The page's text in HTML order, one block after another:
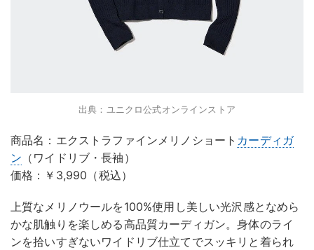
出典：ユニクロ公式オンラインストア
商品名：エクストラファインメリノショート カーディガ
ン （ワイドリブ・長袖）
価格：￥3,990（税込）
上質なメリノウールを100%使用し美しい光沢感となめら
かな肌触りを楽しめる高品質カーディガン。身体のライ
ンを拾いすぎないワイドリブ仕立てでスッキリと着られ